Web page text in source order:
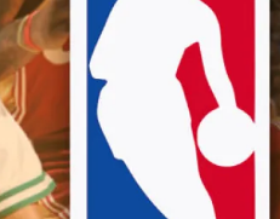
Moderní